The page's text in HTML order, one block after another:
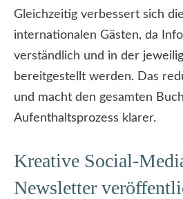
Gleichzeitig verbessert sich
internationalen Gästen, da
verständlich und in der
bereitgestellt werden. Das
und macht den gesamten
Aufenthaltsprozess klarer.
Kreative Social-
Newsletter